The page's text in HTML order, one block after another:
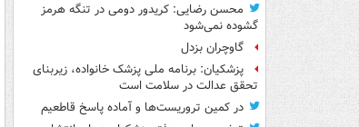
محسن رضایی: کریدور دومی در تنگه هرمز
گشوده نمی‌شود
گاوچران بزدل
پزشکیان: برنامه ملی پزشک خانواده، زیربنای
تحقق عدالت در سلامت است
در کمین تروریست‌ها و آماده پاسخ قاطعیم